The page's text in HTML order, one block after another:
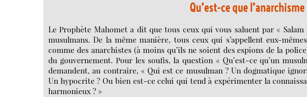
Qu’est-ce que l’anarchisme
Le Prophète Mahomet a dit que tous ceux qui vous saluent par «
musulmans. De la même manière, tous ceux qui s’appellent eux-
comme des anarchistes (à moins qu’ils ne soient des espions de la
du gouvernement. Pour les soufis, la question « Qu’est-ce qu’un
demandent, au contraire, « Qui est ce musulman ? Un dogmatique
Un hypocrite ? Ou bien est-ce celui qui tend à expérimenter la
harmonieux ? »